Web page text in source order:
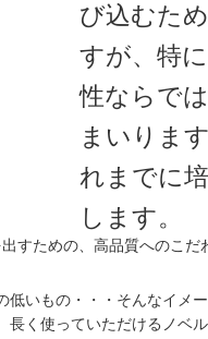
び込むた
すが、特
性ならで
まいりま
れまでに
します。
低いもの・・・そんなイメ
長く使っていただけるノベ